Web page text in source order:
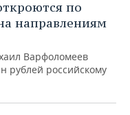
по
направлениям
Варфоломеев
рублей российскому